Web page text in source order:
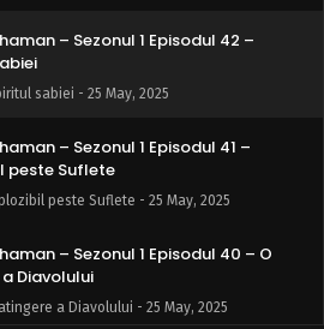
– Sezonul 1 Episodul 42 –
sabiei - 25 May, 2025
– Sezonul 1 Episodul 41 –
peste Suflete
peste Suflete - 25 May, 2025
– Sezonul 1 Episodul 40 – O
Diavolului
atingere a Diavolului - 25 May, 2025